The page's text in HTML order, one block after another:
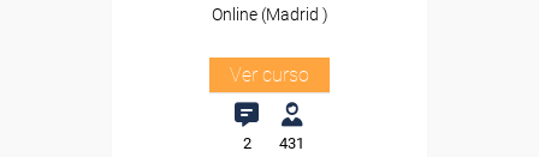
Online (Madrid )
Ver curso
2 431